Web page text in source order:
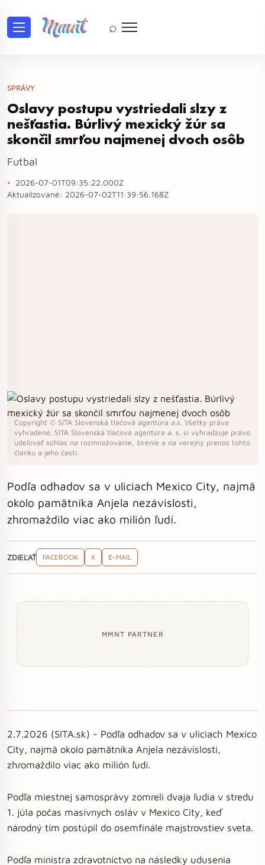
⌕
SPRÁVY
Oslavy postupu vystriedali slzy z
nešťastia. Búrlivý mexický žúr sa
skončil smrťou najmenej dvoch osôb
Futbal
2026-07-01T09:35:22.000Z
Aktualizované: 2026-07-02T11:39:56.168Z
Copyright © SITA Slovenská tlačová agentúra a.s. Všetky práva
vyhradené. SITA Slovenská tlačová agentúra a. s. si vyhradzuje právo
udeľovať súhlas na rozmnožovanie, šírenie a na verejný prenos tohto
článku a jeho častí.
Podľa odhadov sa v uliciach Mexico City, najmä
okolo pamätníka Anjela nezávislosti,
zhromaždilo viac ako milión ľudí.
ZDIEĽAŤ FACEBOOK X E-MAIL
MMNT PARTNER
2.7.2026 (SITA.sk) - Podľa odhadov sa v uliciach Mexico
City, najmä okolo pamätníka Anjela nezávislosti,
zhromaždilo viac ako milión ľudí.
Podľa miestnej samosprávy zomreli dvaja ľudia v stredu
1. júla počas masívnych osláv v Mexico City, keď
národný tím postúpil do osemfinále majstrovstiev sveta.
Podľa ministra zdravotníctvo na následky udusenia